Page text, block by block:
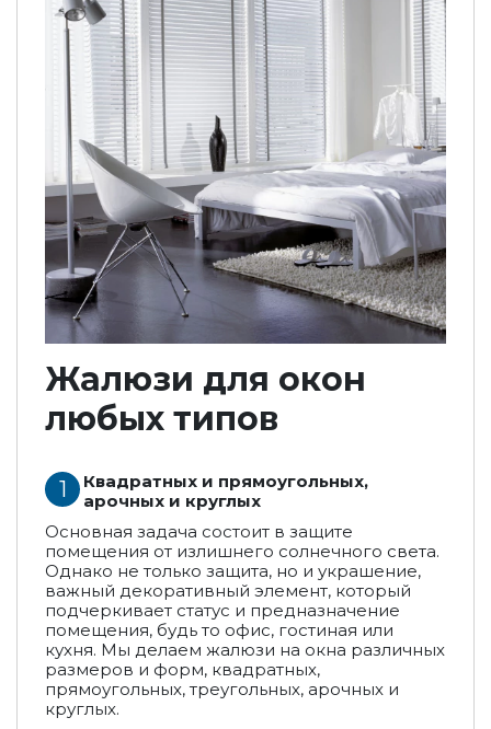
Жалюзи для окон
любых типов
Квадратных и прямоугольных,
арочных и круглых
Основная задача состоит в защите
помещения от излишнего солнечного света.
Однако не только защита, но и украшение,
важный декоративный элемент, который
подчеркивает статус и предназначение
помещения, будь то офис, гостиная или
кухня. Мы делаем жалюзи на окна различных
размеров и форм, квадратных,
прямоугольных, треугольных, арочных и
круглых.